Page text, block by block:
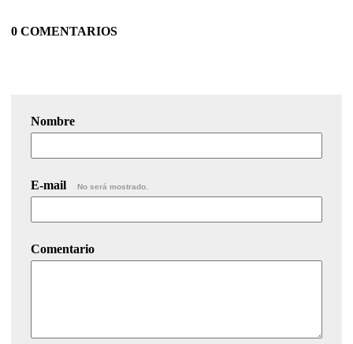
0 COMENTARIOS
Nombre
E-mail No será mostrado.
Comentario